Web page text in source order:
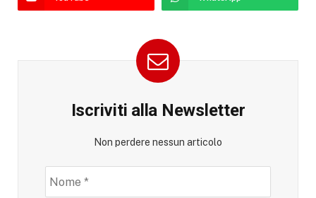
Iscriviti alla Newsletter
Non perdere nessun articolo